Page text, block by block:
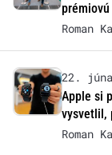
Roman
22.
Apple si
vysvetlil,
Roman